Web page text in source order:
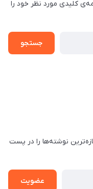
کلیدی مورد نظر خود را
جستجو
نوشته‌ها را در پست
عضویت